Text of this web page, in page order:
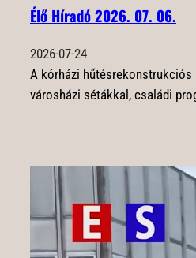
Élő Híradó 2026. 07. 06.
2026-07-24
A kórházi
városházi sétákkal, családi